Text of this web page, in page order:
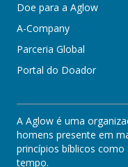
Doe para a Aglow
A-Company
Parceria Global
Portal do Doador
A Aglow é uma
homens presente em
princípios bíblicos
tempo.